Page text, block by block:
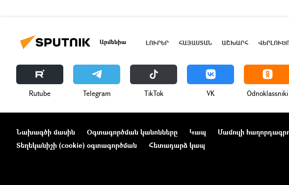
Արմենիա ԼՈՒՐԵՐ ՀԱՅԱՍՏԱՆ ԱՇԽԱՐՀ
Rutube Telegram ТikТоk VK Odnoklassniki
Նախագծի մասին Օգտագործման կանոնները Կապ Մամուլի
Տեղեկանիշի (cookie) օգտագործման
Հետադարձ կապ